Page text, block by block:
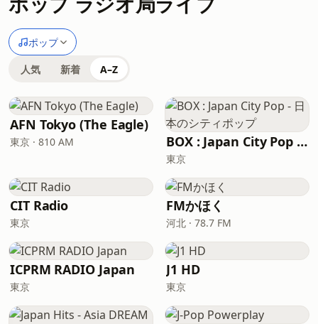
ポップ
人気 新着 A–Z
AFN Tokyo (The Eagle)
東京 · 810 AM BOX : Japan City Pop - 日本のシティポップ
東京
CIT Radio
東京
FMかほく
河北 · 78.7 FM
ICPRM RADIO Japan
東京
J1 HD
東京